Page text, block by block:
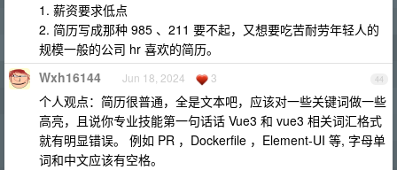
1. 薪资要求低点
2. 简历写成那种 985 、211 要不起，又想要吃苦耐劳年轻人的
规模一般的公司 hr 喜欢的简历。
44
Wxh16144 Jun 18, 2024 3
个人观点：简历很普通，全是文本吧，应该对一些关键词做一些
高亮，且说你专业技能第一句话话 Vue3 和 vue3 相关词汇格式
就有明显错误。 例如 PR ，Dockerfile ，Element-UI 等, 字母单
词和中文应该有空格。